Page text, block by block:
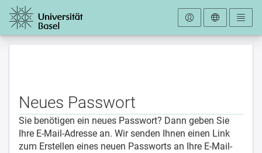
Zur Startseite
Neues Passwort
Sie benötigen ein neues Passwort? Dann geben Sie
Ihre E-Mail-Adresse an. Wir senden Ihnen einen Link
zum Erstellen eines neuen Passworts an Ihre E-Mail-